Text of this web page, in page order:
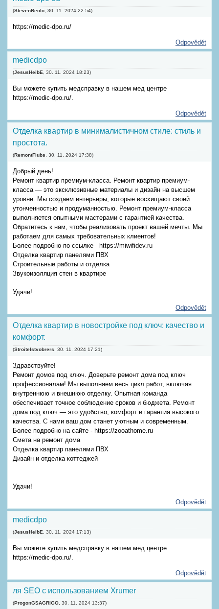
(StevenReolo 30. 11. 2024 22:54)
https://medic-dpo.ru/
Odpovědět
medicdpo
(JesusHeibE 30. 11. 2024 18:23)
Вы можете купить медсправку в нашем мед центре
https://medic-dpo.ru/.
Odpovědět
Отделка квартир в минималистичном стиле: стиль и
простота.
(RemontFlubs 30. 11. 2024 17:38)
Добрый день!
Ремонт квартир премиум-класса. Ремонт квартир премиум-
класса — это эксклюзивные материалы и дизайн на высшем
уровне. Мы создаем интерьеры, которые восхищают своей
утонченностью и продуманностью. Ремонт премиум-класса
выполняется опытными мастерами с гарантией качества.
Обратитесь к нам, чтобы реализовать проект вашей мечты. Мы
работаем для самых требовательных клиентов!
Более подробно по ссылке - https://miwifidev.ru
Отделка квартир панелями ПВХ
Строительные работы и отделка
Звукоизоляция стен в квартире
Удачи!
Odpovědět
Отделка квартир в новостройке под ключ: качество и
комфорт.
(Stroitelstvobrers 30. 11. 2024 17:21)
Здравствуйте!
Ремонт домов под ключ. Доверьте ремонт дома под ключ
профессионалам! Мы выполняем весь цикл работ, включая
внутреннюю и внешнюю отделку. Опытная команда
обеспечивает точное соблюдение сроков и бюджета. Ремонт
дома под ключ — это удобство, комфорт и гарантия высокого
качества. С нами ваш дом станет уютным и современным.
Более подробно на сайте - https://zooathome.ru
Смета на ремонт дома
Отделка квартир панелями ПВХ
Дизайн и отделка коттеджей
Удачи!
Odpovědět
medicdpo
(JesusHeibE 30. 11. 2024 17:13)
Вы можете купить медсправку в нашем мед центре
https://medic-dpo.ru/.
Odpovědět
ля SEO с использованием Xrumer
(ProgonGSAGRIGO 30. 11. 2024 13:37)